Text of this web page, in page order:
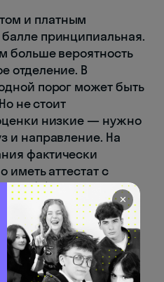
и платным
принципиальная.
больше вероятность
отделение. В
порог может быть
не стоит
низкие — нужно
и направление. На
фактически
иметь аттестат с
💡
заранее? Иногда
о проходном
с которым были
прошлого года.
✕